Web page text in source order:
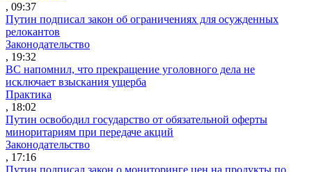
, 09:37
Путин подписал закон об ограничениях для осужденных
релокантов
Законодательство
, 19:32
ВС напомнил, что прекращение уголовного дела не
исключает взыскания ущерба
Практика
, 18:02
Путин освободил государство от обязательной оферты
миноритариям при передаче акций
Законодательство
, 17:16
Путин подписал закон о мониторинге цен на продукты по